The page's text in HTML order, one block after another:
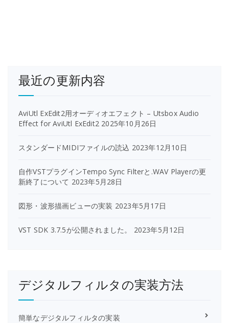
最近の更新内容
AviUtl ExEdit2用オーディオエフェクト – Utsbox Audio
Effect for AviUtl ExEdit2 2025年10月26日
スタンダードMIDIファイルの読込 2023年12月10日
自作VSTプラグインTempo Sync Filterと.WAV Playerの更
新終了について 2023年5月28日
図形・波形描画ビューの実装 2023年5月17日
VST SDK 3.7.5が公開されました。 2023年5月12日
デジタルフィルタの実装方法
簡単なデジタルフィルタの実装